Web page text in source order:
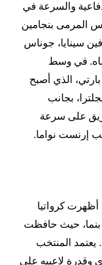
والسرعة في
المرمى بنجامين
سينايا، جوناس
في وسط
الذي أصبح
بجانب
على سرعة
إرنست نواما.
الثقيلة أمام إنجلترا (4-2)، أظهرت كرواتيا
بنما، حيث حافظت
المنتخب
وقدرة لاعبيه على